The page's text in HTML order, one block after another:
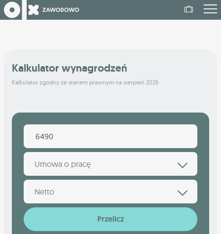
Kalkulator wynagrodzeń
Kalkulator zgodny ze stanem prawnym na sierpień 2026
Umowa o pracę
Netto
Przelicz